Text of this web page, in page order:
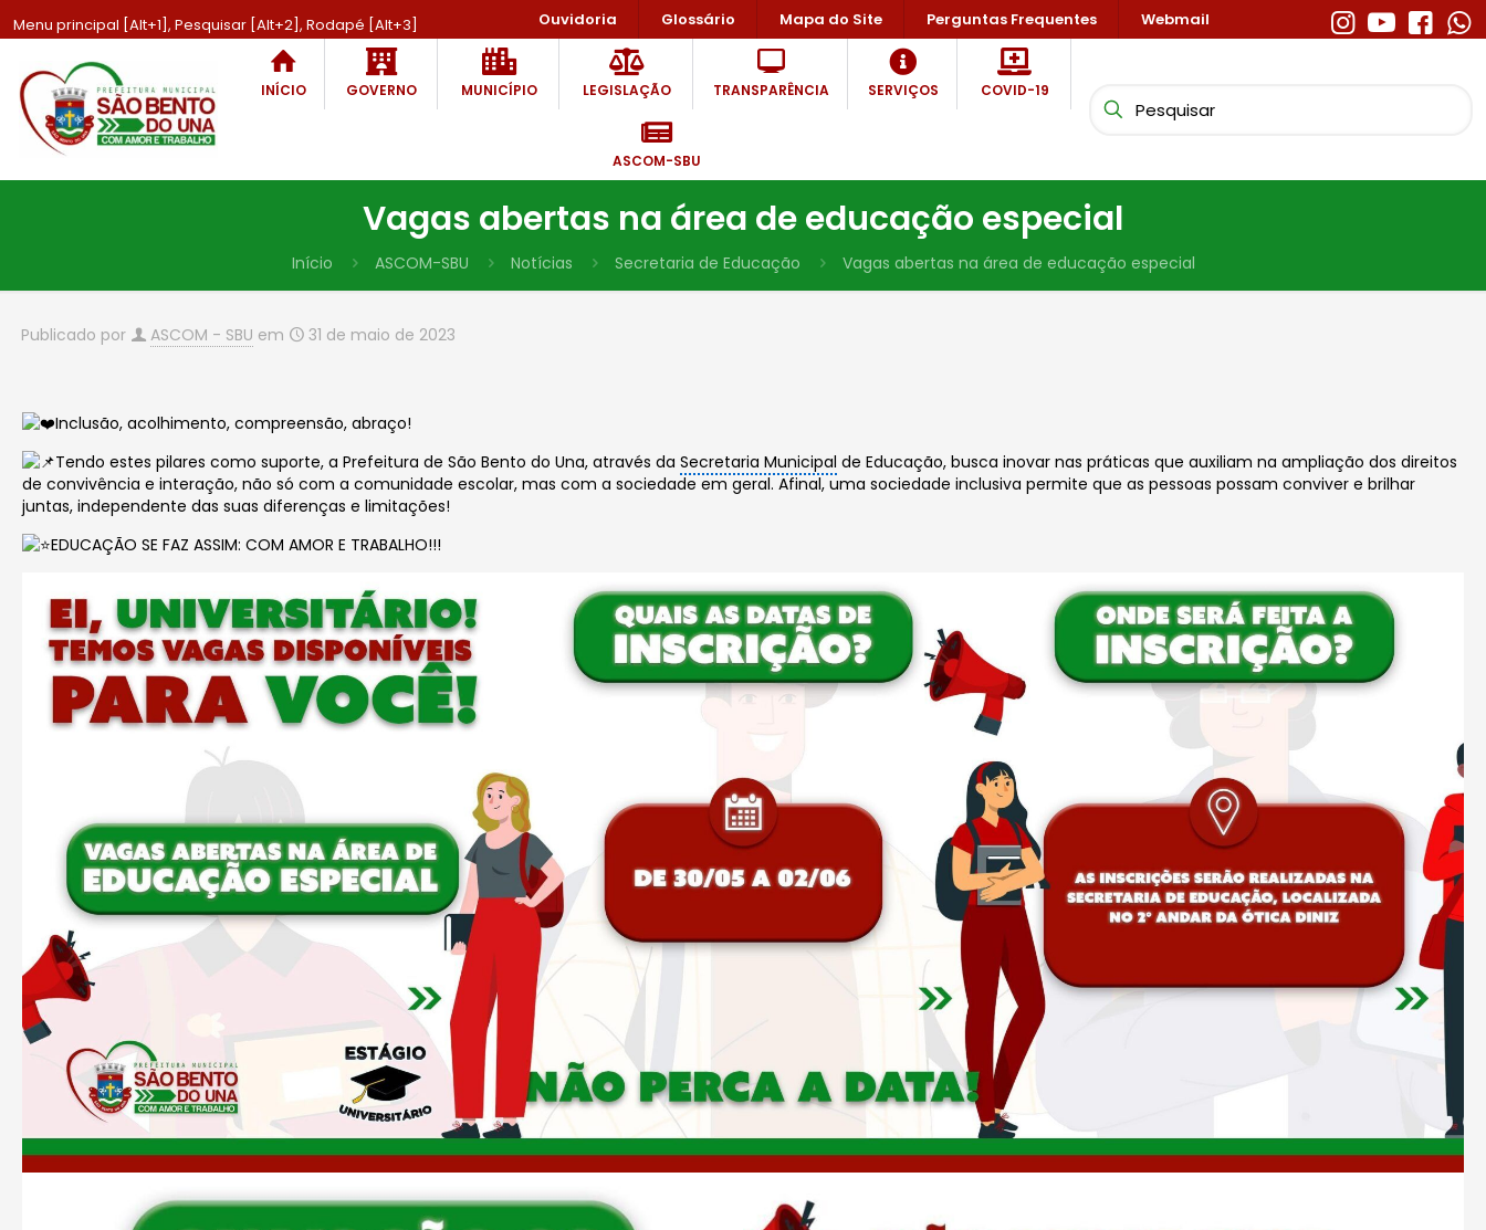
Menu principal [Alt+1], Pesquisar [Alt+2], Rodapé [Alt+3] Ouvidoria Glossário Mapa do Site Perguntas Frequentes Webmail
INÍCIO GOVERNO MUNICÍPIO LEGISLAÇÃO TRANSPARÊNCIA SERVIÇOS COVID-19
ASCOM-SBU
Vagas abertas na área de educação especial
Início ASCOM-SBU Notícias Secretaria de Educação Vagas abertas na área de educação especial
Publicado por ASCOM - SBU em 31 de maio de 2023
Inclusão, acolhimento, compreensão, abraço!
Tendo estes pilares como suporte, a Prefeitura de São Bento do Una, através daSecretaria Municipal de Educação, busca inovar nas práticas que auxiliam na ampliação dos direitos
de convivência e interação, não só com a comunidade escolar, mas com a sociedade em geral. Afinal, uma sociedade inclusiva permite que as pessoas possam conviver e brilhar
juntas, independente das suas diferenças e limitações!
EDUCAÇÃO SE FAZ ASSIM: COM AMOR E TRABALHO!!!